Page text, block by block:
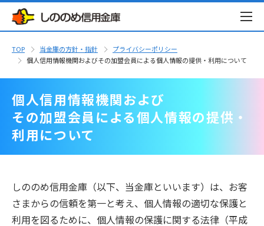
TOP 当金庫の方針・指針
プライバシーポリシー
個人信用情報機関およびその加盟会員による個人情報の提供・利用について
個人信用情報機関および
その加盟会員による個人情報の提供・
利用について
しののめ信用金庫（以下、当金庫といいます）は、お客
さまからの信頼を第一と考え、個人情報の適切な保護と
利用を図るために、個人情報の保護に関する法律（平成